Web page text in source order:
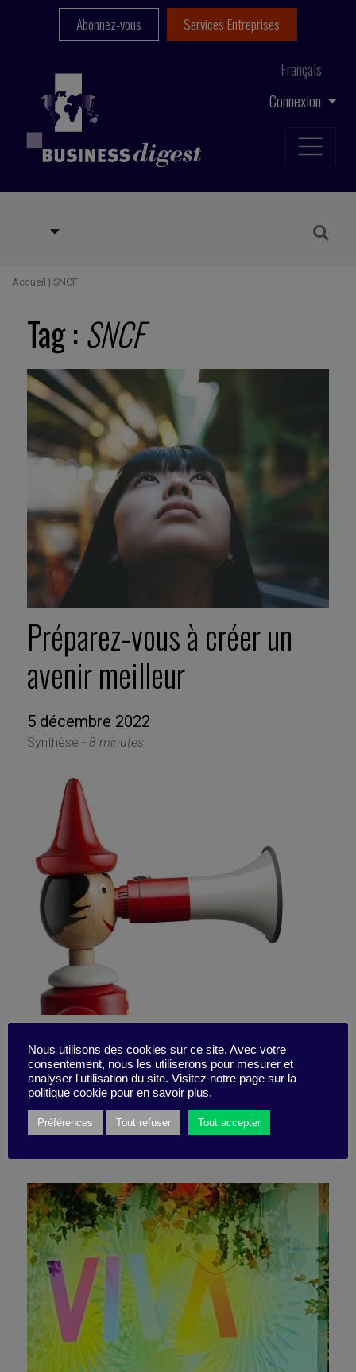
Connexion
Français
Abonnez-vous Services Entreprises
Accueil | SNCF
Tag : SNCF
Préparez-vous à créer un
avenir meilleur
5 décembre 2022
Synthèse - 8 minutes
Fake News, quand les
collaborateurs s’y mettent
5 juillet 2019
Nous utilisons des cookies sur ce site. Avec votre
consentement, nous les utiliserons pour mesurer et
analyser l'utilisation du site. Visitez notre page sur la
politique cookie pour en savoir plus.
Préférences Tout refuser Tout accepter